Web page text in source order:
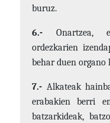
buruz.
6.- Onartzea,
ordezkarien
behar duen organo
7.- Alkateak
erabakien berri
batzarkideak,